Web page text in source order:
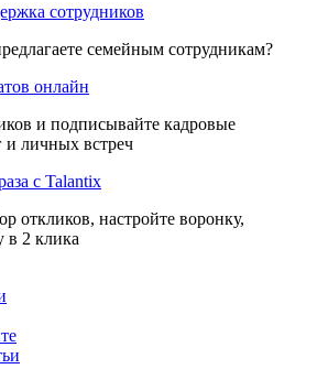
сотрудников
семейным сотрудникам?
онлайн
и подписывайте кадровые
и личных встреч
с Talantix
откликов, настройте воронку,
в 2 клика